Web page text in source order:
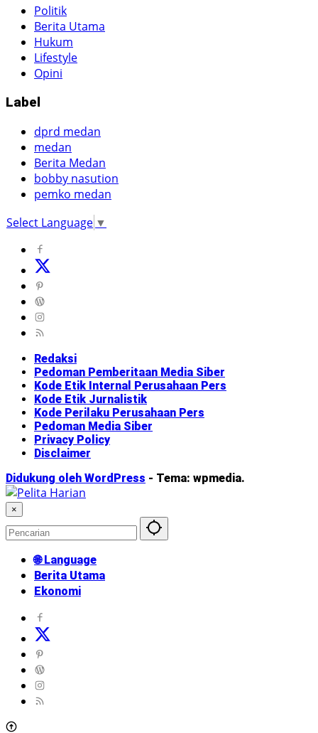
Politik
Berita Utama
Hukum
Lifestyle
Opini
Label
dprd medan
medan
Berita Medan
bobby nasution
pemko medan
Select Language ▼
Redaksi
Pedoman Pemberitaan Media Siber
Kode Etik Internal Perusahaan Pers
Kode Etik Jurnalistik
Kode Perilaku Perusahaan Pers
Pedoman Media Siber
Privacy Policy
Disclaimer
Didukung oleh WordPress - Tema: wpmedia.
×
🌐 Language
Berita Utama
Ekonomi